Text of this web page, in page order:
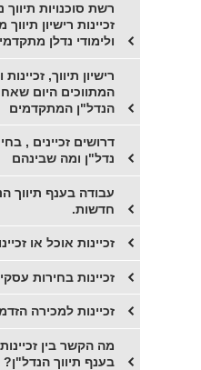
רשת סוכנויות
זכיינות רישיון
ולימודי נדלן
רישיון תיווך,
המתווכים היום
הנדל"ן המתקדמים
דרושים זכיינים ,
נדל"ן ומה שבינהם
עבודה בענף תיווך
חדשות.
זכיינות אוכל או
זכיינות בחירות
זכיינות למכירה
מה הקשר בין
בענף תיווך הנדל"ן?